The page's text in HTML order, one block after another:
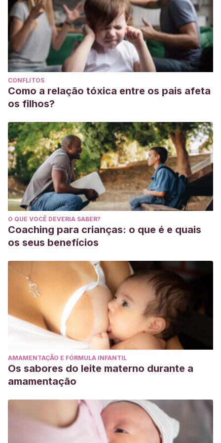
uri=OJ:L:2011:304:0018:0063:ES:PDF
Suez , J;Korem, T;Zeevi , D;Zilberman-Schapira, G;
Thaiss
, C A; Maza, O et al(2014) Artificial sweeteners
induce glucose intolerance by altering the gut microbiota.
Nature, 514: 181-86.
CONFLITOS
Como a relação tóxica entre os pais afeta
os filhos?
O QUE VOCÊ DEVERIA SABER?
Coaching para crianças: o que é e quais
os seus benefícios
AMAMENTAÇÃO E FÓRMULA INFANTIL
Os sabores do leite materno durante a
amamentação